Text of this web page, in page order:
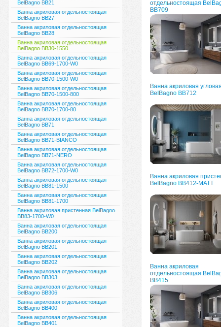
BelBagno BB21
Ванна акриловая отдельностоящая
BelBagno BB27
Ванна акриловая отдельностоящая
BelBagno BB28
Ванна акриловая отдельностоящая
BelBagno BB30-1550
Ванна акриловая отдельностоящая
BelBagno BB69-1700-W0
Ванна акриловая отдельностоящая
BelBagno BB70-1500-W0
Ванна акриловая отдельностоящая
BelBagno BB70-1500-800
Ванна акриловая отдельностоящая
BelBagno BB70-1700-80
Ванна акриловая отдельностоящая
BelBagno BB71
Ванна акриловая отдельностоящая
BelBagno BB71-BIANCO
Ванна акриловая отдельностоящая
BelBagno BB71-NERO
Ванна акриловая отдельностоящая
BelBagno BB72-1700-W0
Ванна акриловая отдельностоящая
BelBagno BB81-1500
Ванна акриловая отдельностоящая
BelBagno BB81-1700
Ванна акриловая пристенная BelBagno
BB83-1700-W0
Ванна акриловая отдельностоящая
BelBagno BB200
Ванна акриловая отдельностоящая
BelBagno BB201
Ванна акриловая отдельностоящая
BelBagno BB202
Ванна акриловая отдельностоящая
BelBagno BB303
Ванна акриловая отдельностоящая
BelBagno BB306
Ванна акриловая отдельностоящая
BelBagno BB400
Ванна акриловая отдельностоящая
BelBagno BB401
отдельностоящая
BB709
Ванна акриловая
BelBagno BB712
Ванна акриловая
BelBagno ВВ412-MATT
Ванна акриловая
отдельностоящая
ВВ415